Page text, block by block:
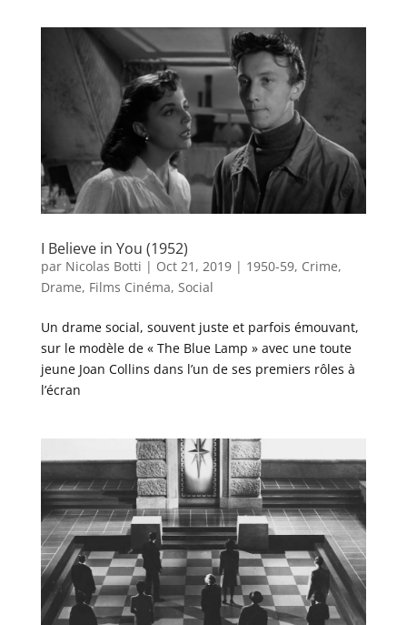
I Believe in You (1952)
par Nicolas Botti | Oct 21, 2019| 1950-59, Crime,
Drame, Films Cinéma, Social
Un drame social, souvent juste et parfois émouvant,
sur le modèle de « The Blue Lamp » avec une toute
jeune Joan Collins dans l’un de ses premiers rôles à
l’écran